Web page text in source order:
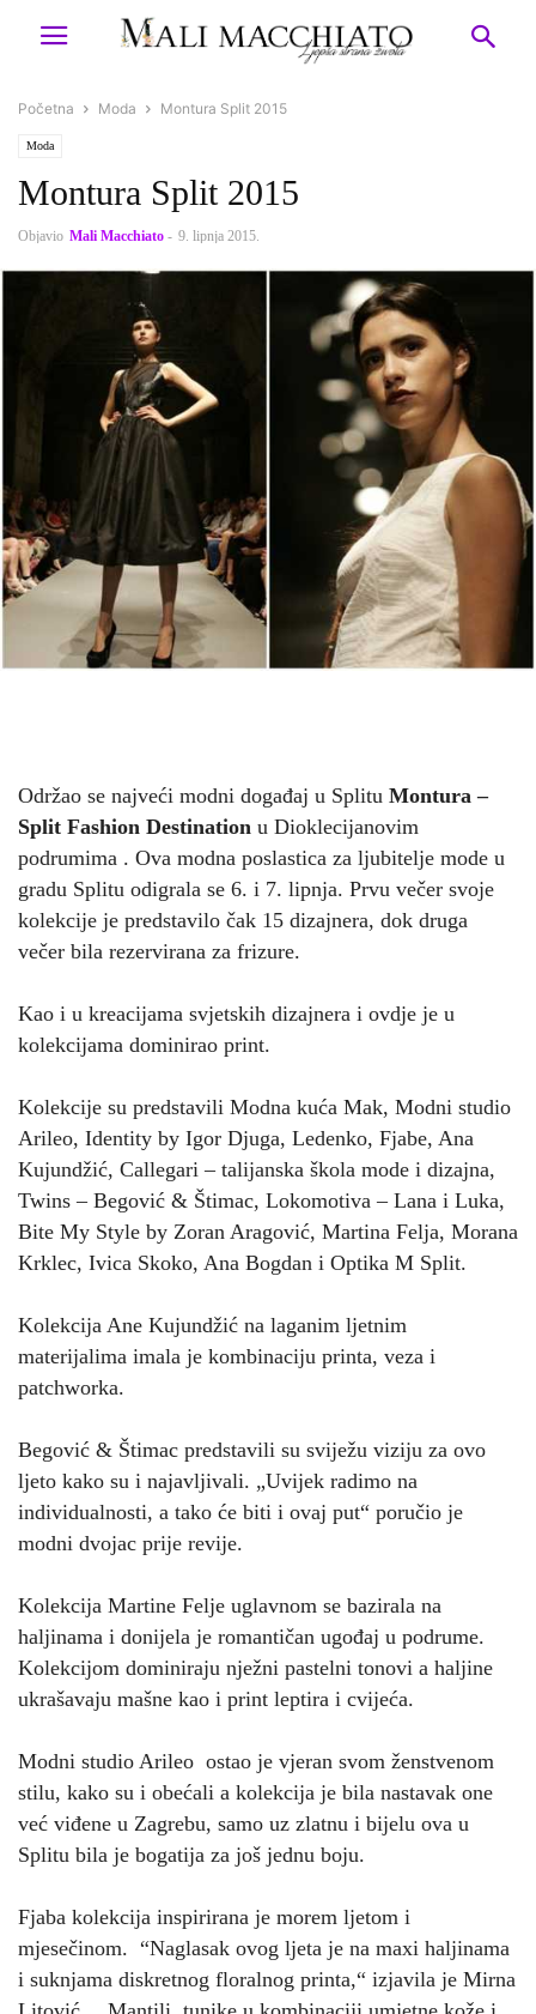
Početna Moda Montura Split 2015
Moda
Montura Split 2015
Objavio Mali Macchiato - 9. lipnja 2015.
Održao se najveći modni događaj u Splitu Montura –
Split Fashion Destination u Dioklecijanovim
podrumima . Ova modna poslastica za ljubitelje mode u
gradu Splitu odigrala se 6. i 7. lipnja. Prvu večer svoje
kolekcije je predstavilo čak 15 dizajnera, dok druga
večer bila rezervirana za frizure.
Kao i u kreacijama svjetskih dizajnera i ovdje je u
kolekcijama dominirao print.
Kolekcije su predstavili Modna kuća Mak, Modni studio
Arileo, Identity by Igor Djuga, Ledenko, Fjabe, Ana
Kujundžić, Callegari – talijanska škola mode i dizajna,
Twins – Begović & Štimac, Lokomotiva – Lana i Luka,
Bite My Style by Zoran Aragović, Martina Felja, Morana
Krklec, Ivica Skoko, Ana Bogdan i Optika M Split.
Kolekcija Ane Kujundžić na laganim ljetnim
materijalima imala je kombinaciju printa, veza i
patchworka.
Begović & Štimac predstavili su sviježu viziju za ovo
ljeto kako su i najavljivali. „Uvijek radimo na
individualnosti, a tako će biti i ovaj put“ poručio je
modni dvojac prije revije.
Kolekcija Martine Felje uglavnom se bazirala na
haljinama i donijela je romantičan ugođaj u podrume.
Kolekcijom dominiraju nježni pastelni tonovi a haljine
ukrašavaju mašne kao i print leptira i cvijeća.
Modni studio Arileo ostao je vjeran svom ženstvenom
stilu, kako su i obećali a kolekcija je bila nastavak one
već viđene u Zagrebu, samo uz zlatnu i bijelu ova u
Splitu bila je bogatija za još jednu boju.
Fjaba kolekcija inspirirana je morem ljetom i
mjesečinom. “Naglasak ovog ljeta je na maxi haljinama
i suknjama diskretnog floralnog printa,“ izjavila je Mirna